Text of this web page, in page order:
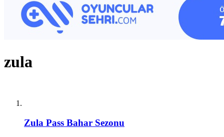
zula
Zula Pass Bahar Sezonu